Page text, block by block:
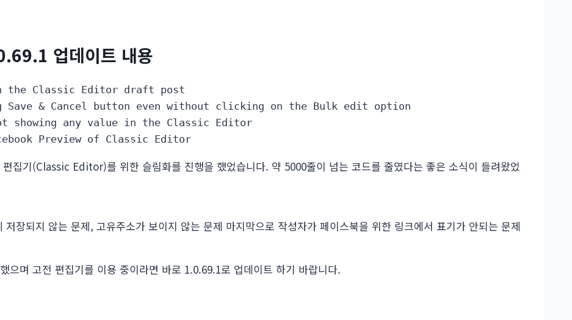
업데이트 내용
the Classic Editor draft post
Save & Cancel button even without clicking on the Bulk edit option
showing any value in the Classic Editor
Preview of Classic Editor
집기(Classic Editor)를 위한 슬림화를 진행을 했었습니다. 약 5000줄이 넘는 코드를 줄였다는 좋은 소식이 들려왔었
장되지 않는 문제, 고유주소가 보이지 않는 문제 마지막으로 작성자가 페이스북을 위한 링크에서 표기가 안되는 문제
며 고전 편집기를 이용 중이라면 바로 1.0.69.1로 업데이트 하기 바랍니다.